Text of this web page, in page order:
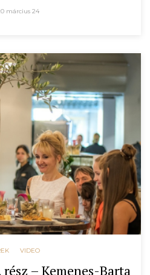
március 24
VIDEO
– Kemenes-Barta